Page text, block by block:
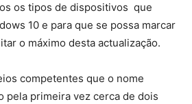
os tipos de dispositivos que
10 e para que se possa marcar
o máximo desta actualização.
competentes que o nome
pela primeira vez cerca de dois